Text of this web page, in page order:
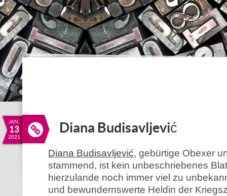
JAN.
13
2021
Diana Budisavljević
Diana Budisavljević, gebürtige Obexer
stammend, ist kein unbeschriebenes
hierzulande noch immer viel zu
und bewundernswerte Heldin der